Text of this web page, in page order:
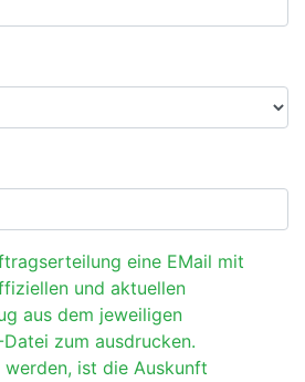
eine EMail mit
und aktuellen
aus dem jeweiligen
zum ausdrucken.
ist die Auskunft